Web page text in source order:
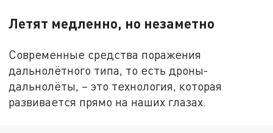
Летят медленно, но незаметно
Современные средства поражения
дальнолётного типа, то есть дроны-
дальнолёты, – это технология, которая
развивается прямо на наших глазах.